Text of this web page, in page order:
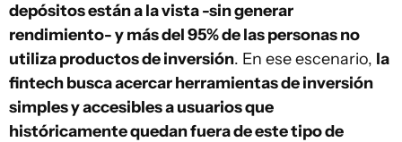
depósitos están a la vista -sin generar
rendimiento- y más del 95% de las personas no
utiliza productos de inversión. En ese escenario, la
fintech busca acercar herramientas de inversión
simples y accesibles a usuarios que
históricamente quedan fuera de este tipo de